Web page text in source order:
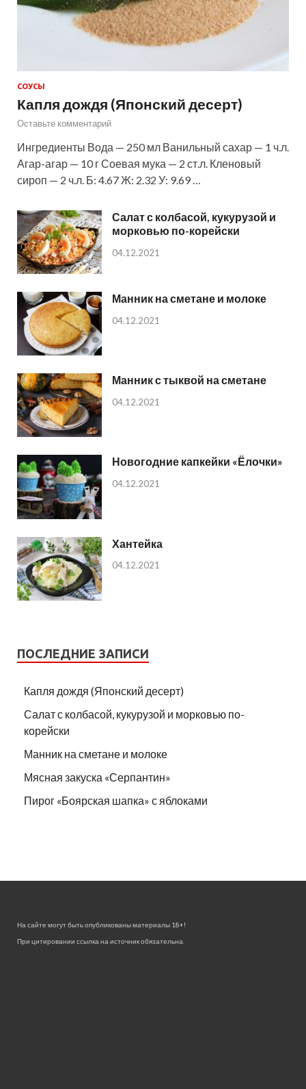
СОУСЫ
Капля дождя (Японский десерт)
Оставьте комментарий
Ингредиенты Вода — 250 мл Ванильный сахар — 1 ч.л.
Агар-агар — 10 г Соевая мука — 2 ст.л. Кленовый
сироп — 2 ч.л. Б: 4.67 Ж: 2.32 У: 9.69 …
Салат с колбасой, кукурузой и
морковью по-корейски
04.12.2021
Манник на сметане и молоке
04.12.2021
Манник с тыквой на сметане
04.12.2021
Новогодние капкейки «Ёлочки»
04.12.2021
Хантейка
04.12.2021
ПОСЛЕДНИЕ ЗАПИСИ
Капля дождя (Японский десерт)
Салат с колбасой, кукурузой и морковью по-
корейски
Манник на сметане и молоке
Мясная закуска «Серпантин»
Пирог «Боярская шапка» с яблоками
На сайте могут быть опубликованы материалы 18+!
При цитировании ссылка на источник обязательна.